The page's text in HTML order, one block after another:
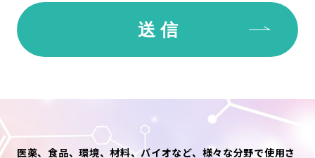
当サイト上をご利用されるにあたり、次の行為を禁止します。
●第三者または中部科学機器の財産もしくはプライバシー等を侵害す
る行為、または侵害する恐れのある行為。なお、当サイト上の個人情
●公序良俗に反する行為、またはその恐れのある行為。
●コンピューターウィルス等の有害なプログラムを使用もしくは提供
●法令、条例に違反する行為、または違反する恐れのある行為。
●その他、中部科学機器が随時不適切と判断した行為。
医薬、食品、環境、材料、バイオなど、様々な分野で使用さ